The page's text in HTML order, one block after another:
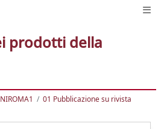
prodotti della
01 Pubblicazione su rivista